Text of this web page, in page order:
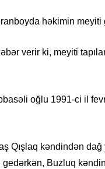
həkimin meyiti
verir ki, meyiti
oğlu 1991-ci il
Qışlaq kəndindən
Buzluq